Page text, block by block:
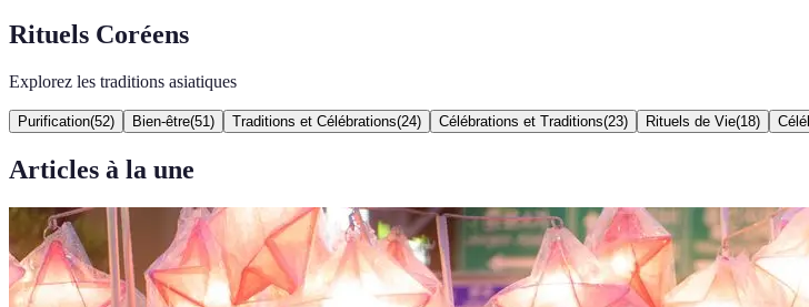
Rituels Coréens
Explorez les traditions asiatiques
Purification(52) Bien-être(51 ) Traditions et Célébrations(24) Célébrations et Traditions(23) Rituels de Vie(18)
Articles à la une